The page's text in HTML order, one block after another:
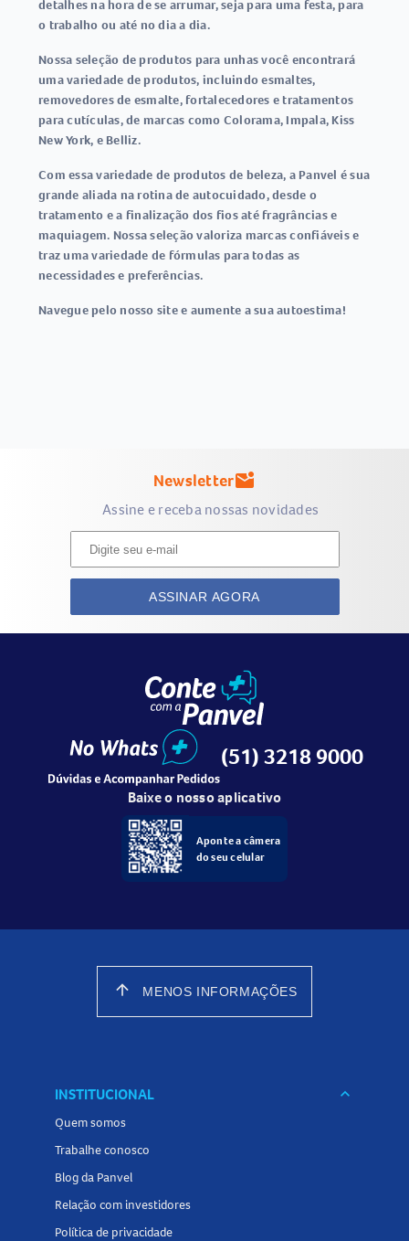
detalhes na hora de se arrumar, seja para uma festa, para
o trabalho ou até no dia a dia.
Nossa seleção de produtos para unhas você encontrará
uma variedade de produtos, incluindo esmaltes,
removedores de esmalte, fortalecedores e tratamentos
para cutículas, de marcas como Colorama, Impala, Kiss
New York, e Belliz.
Com essa variedade de produtos de beleza, a Panvel é sua
grande aliada na rotina de autocuidado, desde o
tratamento e a finalização dos fios até fragrâncias e
maquiagem. Nossa seleção valoriza marcas confiáveis e
traz uma variedade de fórmulas para todas as
necessidades e preferências.
Navegue pelo nosso site e aumente a sua autoestima!
Newslettermark_email_unread
Assine e receba nossas novidades
ASSINAR AGORA
(51) 3218 9000
Baixe o nosso aplicativo
Aponte a câmera
do seu celular
arrow_upward MENOS INFORMAÇÕES
INSTITUCIONAL keyboard_arrow_down
Quem somos
Trabalhe conosco
Blog da Panvel
Relação com investidores
Política de privacidade